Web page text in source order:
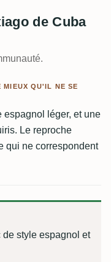
de Cuba
MIEUX QU'IL NE SE
espagnol léger, et une
Le reproche
qui ne correspondent
de style espagnol et